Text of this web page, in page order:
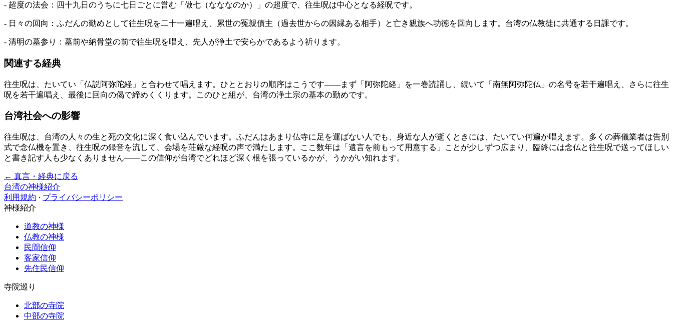
- 超度の法会：四十九日のうちに七日ごとに営む「做七（なななのか）」の超度で、往生呪は中心となる経呪です。
- 日々の回向：ふだんの勤めとして往生呪を二十一遍唱え、累世の冤親債主（過去世からの因縁ある相手）と亡き親族へ功徳を回向します。台湾の仏教徒に共通する日課です。
- 清明の墓参り：墓前や納骨堂の前で往生呪を唱え、先人が浄土で安らかであるよう祈ります。
関連する経典
往生呪は、たいてい「仏説阿弥陀経」と合わせて唱えます。ひととおりの順序はこうです——まず「阿弥陀経」を一巻読誦し、続いて「南無阿弥陀仏」の名号を若干遍唱え、さらに往生
呪を若干遍唱え、最後に回向の偈で締めくくります。このひと組が、台湾の浄土宗の基本の勤めです。
台湾社会への影響
往生呪は、台湾の人々の生と死の文化に深く食い込んでいます。ふだんはあまり仏寺に足を運ばない人でも、身近な人が逝くときには、たいてい何遍か唱えます。多くの葬儀業者は告別
式で念仏機を置き、往生呪の録音を流して、会場を荘厳な経呪の声で満たします。ここ数年は「遺言を前もって用意する」ことが少しずつ広まり、臨終には念仏と往生呪で送ってほしい
と書き記す人も少なくありません——この信仰が台湾でどれほど深く根を張っているかが、うかがい知れます。
← 真言・経典に戻る
台湾の神様紹介
利用規約 · プライバシーポリシー
神様紹介
道教の神様
仏教の神様
民間信仰
客家信仰
先住民信仰
寺院巡り
北部の寺院
中部の寺院